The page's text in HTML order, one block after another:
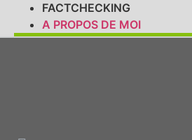
FACTCHECKING
A PROPOS DE MOI